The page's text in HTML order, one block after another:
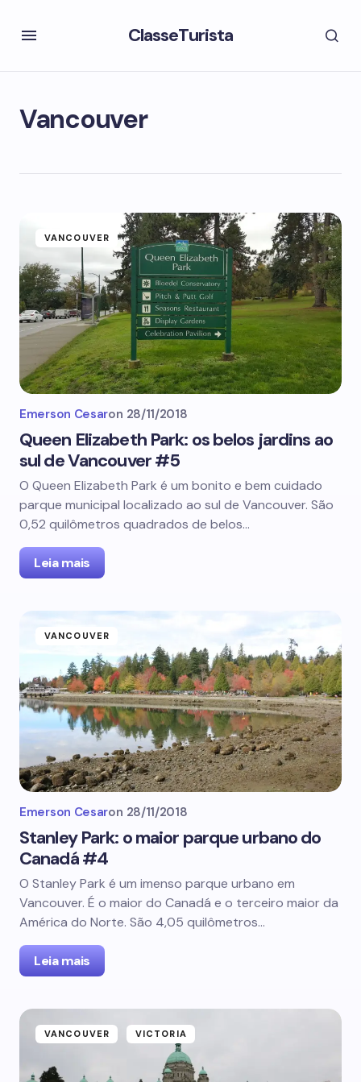
ClasseTurista
Vancouver
VANCOUVER
Emerson Cesaron 28/11/2018
Queen Elizabeth Park: os belos jardins ao
sul de Vancouver #5
O Queen Elizabeth Park é um bonito e bem cuidado
parque municipal localizado ao sul de Vancouver. São
0,52 quilômetros quadrados de belos…
Leia mais
VANCOUVER
Emerson Cesaron 28/11/2018
Stanley Park: o maior parque urbano do
Canadá #4
O Stanley Park é um imenso parque urbano em
Vancouver. É o maior do Canadá e o terceiro maior da
América do Norte. São 4,05 quilômetros…
Leia mais
VANCOUVER VICTORIA